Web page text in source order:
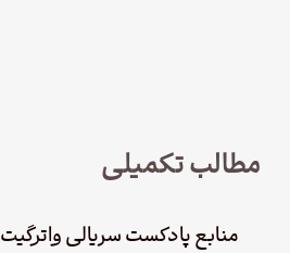
مطالب تکمیلی
منابع پادکست سریالی واترگیت